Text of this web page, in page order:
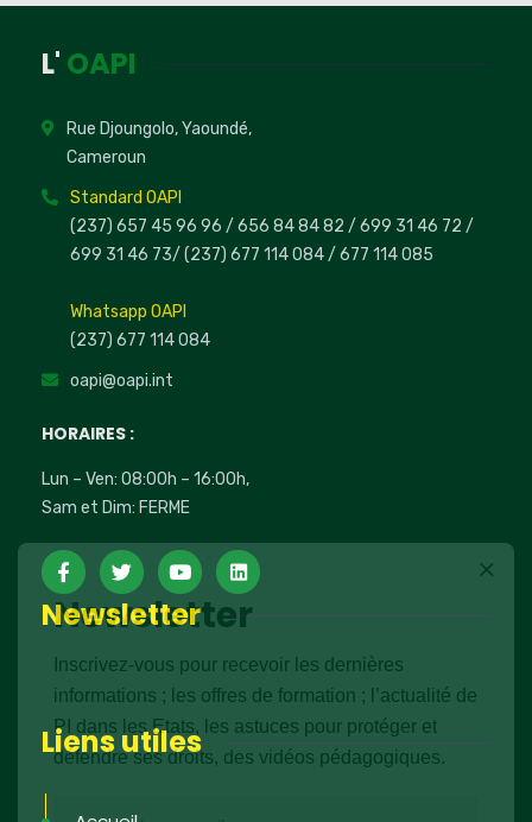
L' OAPI
Rue Djoungolo, Yaoundé,
Cameroun
Standard OAPI
(237) 657 45 96 96 / 656 84 84 82 / 699 31 46 72 /
699 31 46 73/ (237) 677 114 084 / 677 114 085
Whatsapp OAPI
(237) 677 114 084
oapi@oapi.int
HORAIRES :
Lun – Ven: 08:00h – 16:00h,
Sam et Dim: FERME
Newsletter
Liens utiles
Newsletter
Inscrivez-vous pour recevoir les dernières
informations ; les offres de formation ; l’actualité de
PI dans les Etats, les astuces pour protéger et
défendre ses droits, des vidéos pédagogiques.